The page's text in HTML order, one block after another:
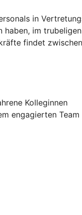
in
im
findet
Kolleginnen
engagierten Team